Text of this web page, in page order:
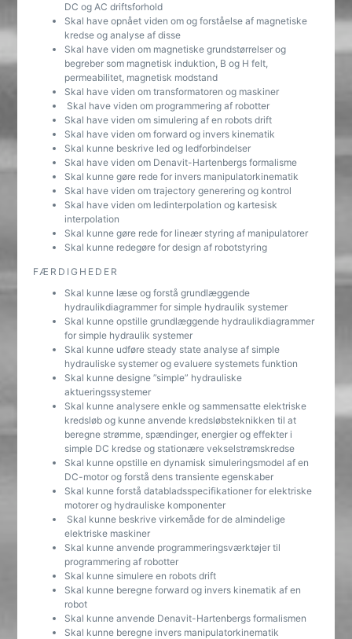
DC og AC driftsforhold
Skal have opnået viden om og forståelse af magnetiske
kredse og analyse af disse
Skal have viden om magnetiske grundstørrelser og
begreber som magnetisk induktion, B og H felt,
permeabilitet, magnetisk modstand
Skal have viden om transformatoren og maskiner
Skal have viden om programmering af robotter
Skal have viden om simulering af en robots drift
Skal have viden om forward og invers kinematik
Skal kunne beskrive led og ledforbindelser
Skal have viden om Denavit-Hartenbergs formalisme
Skal kunne gøre rede for invers manipulatorkinematik
Skal have viden om trajectory generering og kontrol
Skal have viden om ledinterpolation og kartesisk
interpolation
Skal kunne gøre rede for lineær styring af manipulatorer
Skal kunne redegøre for design af robotstyring
FÆRDIGHEDER
Skal kunne læse og forstå grundlæggende
hydraulikdiagrammer for simple hydraulik systemer
Skal kunne opstille grundlæggende hydraulikdiagrammer
for simple hydraulik systemer
Skal kunne udføre steady state analyse af simple
hydrauliske systemer og evaluere systemets funktion
Skal kunne designe ”simple” hydrauliske
aktueringssystemer
Skal kunne analysere enkle og sammensatte elektriske
kredsløb og kunne anvende kredsløbsteknikken til at
beregne strømme, spændinger, energier og effekter i
simple DC kredse og stationære vekselstrømskredse
Skal kunne opstille en dynamisk simuleringsmodel af en
DC-motor og forstå dens transiente egenskaber
Skal kunne forstå databladsspecifikationer for elektriske
motorer og hydrauliske komponenter
Skal kunne beskrive virkemåde for de almindelige
elektriske maskiner
Skal kunne anvende programmeringsværktøjer til
programmering af robotter
Skal kunne simulere en robots drift
Skal kunne beregne forward og invers kinematik af en
robot
Skal kunne anvende Denavit-Hartenbergs formalismen
Skal kunne beregne invers manipulatorkinematik